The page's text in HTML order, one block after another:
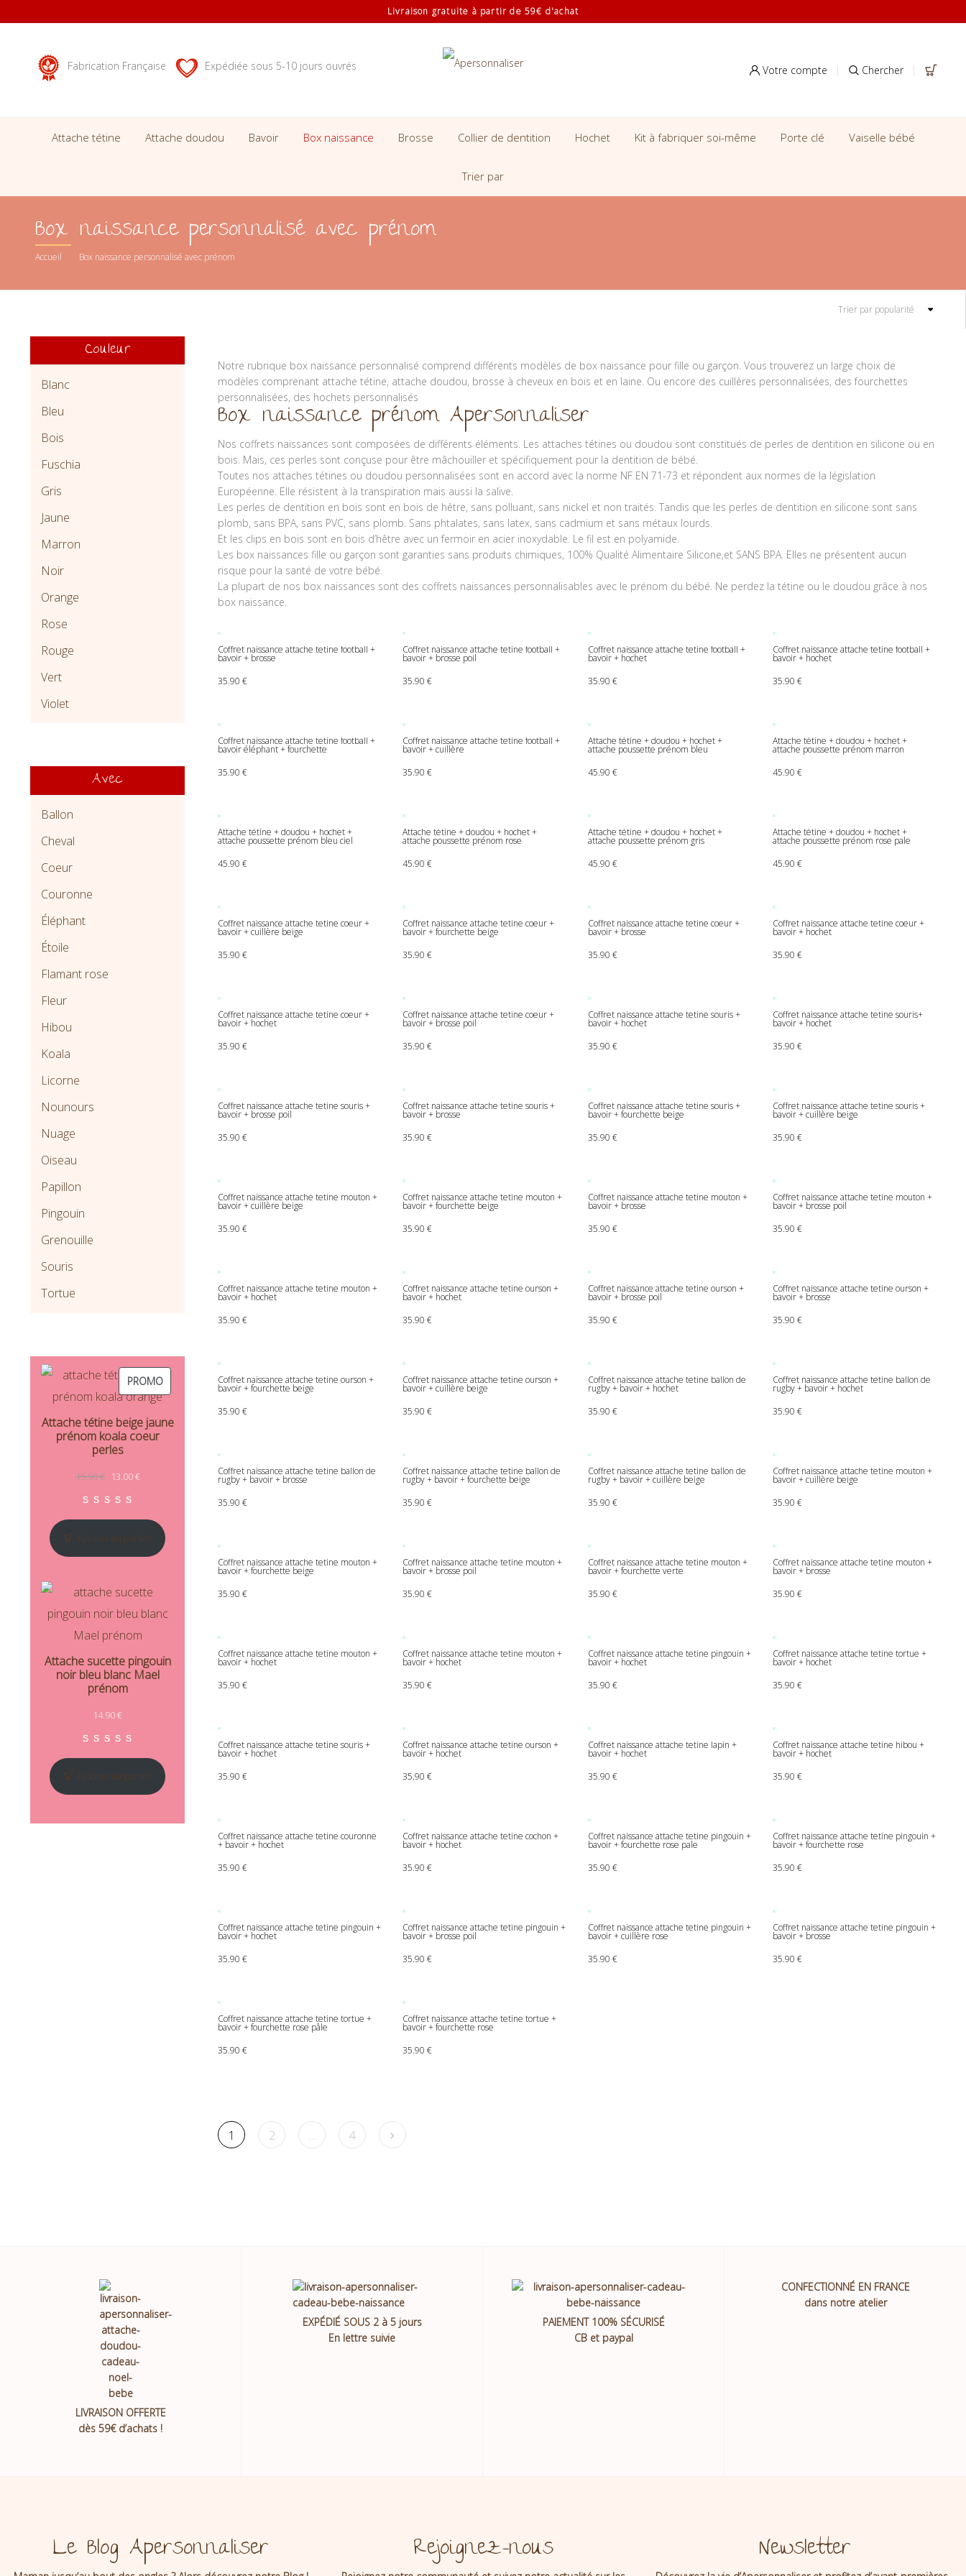
Livraison gratuite à partir de 59€ d'achat
Fabrication Française Expédiée sous 5-10 jours ouvrés Votre compte Chercher
Attache tétine Attache doudou Bavoir Box naissance Brosse Collier de dentition Hochet Kit à fabriquer soi-même Porte clé Vaiselle bébé
Trier par
Box naissance personnalisé avec prénom
Accueil Box naissance personnalisé avec prénom
Trier par popularité
Notre rubrique box naissance personnalisé comprend différents modèles de box naissance pour fille ou garçon. Vous trouverez un large choix de
modèles comprenant attache tétine, attache doudou, brosse à cheveux en bois et en laine. Ou encore des cuillères personnalisées, des fourchettes
personnalisées, des hochets personnalisés
Box naissance prénom Apersonnaliser
Nos coffrets naissances sont composées de différents éléments. Les attaches tétines ou doudou sont constitués de perles de dentition en silicone ou en
bois. Mais, ces perles sont conçuse pour être mâchouiller et spécifiquement pour la dentition de bébé.
Toutes nos attaches tétines ou doudou personnalisées sont en accord avec la norme NF EN 71-73 et répondent aux normes de la législation
Européenne. Elle résistent à la transpiration mais aussi la salive.
Les perles de dentition en bois sont en bois de hêtre, sans polluant, sans nickel et non traités. Tandis que les perles de dentition en silicone sont sans
plomb, sans BPA, sans PVC, sans plomb. Sans phtalates, sans latex, sans cadmium et sans métaux lourds.
Et les clips en bois sont en bois d’hêtre avec un fermoir en acier inoxydable. Le fil est en polyamide.
Les box naissances fille ou garçon sont garanties sans produits chimiques, 100% Qualité Alimentaire Silicone,et SANS BPA. Elles ne présentent aucun
risque pour la santé de votre bébé.
La plupart de nos box naissances sont des coffrets naissances personnalisables avec le prénom du bébé. Ne perdez la tétine ou le doudou grâce à nos
box naissance.
Coffret naissance attache tetine football +
bavoir + brosse
35.90€
Coffret naissance attache tetine football +
bavoir + brosse poil
35.90€
Coffret naissance attache tetine football +
bavoir + hochet
35.90 €
Coffret naissance attache tetine football +
bavoir + hochet
35.90 €
Coffret naissance attache tetine football +
bavoir éléphant + fourchette
35.90€
Coffret naissance attache tetine football +
bavoir + cuillère
35.90€
Attache tétine + doudou + hochet +
attache poussette prénom bleu
45.90 €
Attache tétine + doudou + hochet +
attache poussette prénom marron
45.90 €
Attache tétine + doudou + hochet +
attache poussette prénom bleu ciel
45.90€
Attache tétine + doudou + hochet +
attache poussette prénom rose
45.90€
Attache tétine + doudou + hochet +
attache poussette prénom gris
45.90 €
Attache tétine + doudou + hochet +
attache poussette prénom rose pale
45.90 €
Coffret naissance attache tetine coeur +
bavoir + cuillère beige
35.90€
Coffret naissance attache tetine coeur +
bavoir + fourchette beige
35.90€
Coffret naissance attache tetine coeur +
bavoir + brosse
35.90 €
Coffret naissance attache tetine coeur +
bavoir + hochet
35.90 €
Coffret naissance attache tetine coeur +
bavoir + hochet
35.90€
Coffret naissance attache tetine coeur +
bavoir + brosse poil
35.90€
Coffret naissance attache tetine souris +
bavoir + hochet
35.90 €
Coffret naissance attache tetine souris+
bavoir + hochet
35.90 €
Coffret naissance attache tetine souris +
bavoir + brosse poil
35.90€
Coffret naissance attache tetine souris +
bavoir + brosse
35.90€
Coffret naissance attache tetine souris +
bavoir + fourchette beige
35.90 €
Coffret naissance attache tetine souris +
bavoir + cuillère beige
35.90 €
Coffret naissance attache tetine mouton +
bavoir + cuillère beige
35.90€
Coffret naissance attache tetine mouton +
bavoir + fourchette beige
35.90€
Coffret naissance attache tetine mouton +
bavoir + brosse
35.90 €
Coffret naissance attache tetine mouton +
bavoir + brosse poil
35.90 €
Coffret naissance attache tetine mouton +
bavoir + hochet
35.90€
Coffret naissance attache tetine ourson +
bavoir + hochet
35.90€
Coffret naissance attache tetine ourson +
bavoir + brosse poil
35.90 €
Coffret naissance attache tetine ourson +
bavoir + brosse
35.90 €
Coffret naissance attache tetine ourson +
bavoir + fourchette beige
35.90€
Coffret naissance attache tetine ourson +
bavoir + cuillère beige
35.90€
Coffret naissance attache tetine ballon de
rugby + bavoir + hochet
35.90 €
Coffret naissance attache tetine ballon de
rugby + bavoir + hochet
35.90 €
Coffret naissance attache tetine ballon de
rugby + bavoir + brosse
35.90€
Coffret naissance attache tetine ballon de
rugby + bavoir + fourchette beige
35.90€
Coffret naissance attache tetine ballon de
rugby + bavoir + cuillère beige
35.90 €
Coffret naissance attache tetine mouton +
bavoir + cuillère beige
35.90 €
Coffret naissance attache tetine mouton +
bavoir + fourchette beige
35.90€
Coffret naissance attache tetine mouton +
bavoir + brosse poil
35.90€
Coffret naissance attache tetine mouton +
bavoir + fourchette verte
35.90 €
Coffret naissance attache tetine mouton +
bavoir + brosse
35.90 €
Coffret naissance attache tetine mouton +
bavoir + hochet
35.90€
Coffret naissance attache tetine mouton +
bavoir + hochet
35.90€
Coffret naissance attache tetine pingouin +
bavoir + hochet
35.90 €
Coffret naissance attache tetine tortue +
bavoir + hochet
35.90 €
Coffret naissance attache tetine souris +
bavoir + hochet
35.90€
Coffret naissance attache tetine ourson +
bavoir + hochet
35.90€
Coffret naissance attache tetine lapin +
bavoir + hochet
35.90 €
Coffret naissance attache tetine hibou +
bavoir + hochet
35.90 €
Coffret naissance attache tetine couronne
+ bavoir + hochet
35.90€
Coffret naissance attache tetine cochon +
bavoir + hochet
35.90€
Coffret naissance attache tetine pingouin +
bavoir + fourchette rose pale
35.90 €
Coffret naissance attache tetine pingouin +
bavoir + fourchette rose
35.90 €
Coffret naissance attache tetine pingouin +
bavoir + hochet
35.90€
Coffret naissance attache tetine pingouin +
bavoir + brosse poil
35.90€
Coffret naissance attache tetine pingouin +
bavoir + cuillère rose
35.90 €
Coffret naissance attache tetine pingouin +
bavoir + brosse
35.90 €
Coffret naissance attache tetine tortue +
bavoir + fourchette rose pâle
35.90€
Coffret naissance attache tetine tortue +
bavoir + fourchette rose
35.90€
1 2 … 4
Couleur
Blanc
Bleu
Bois
Fuschia
Gris
Jaune
Marron
Noir
Orange
Rose
Rouge
Vert
Violet
Avec
Ballon
Cheval
Coeur
Couronne
Éléphant
Étoile
Flamant rose
Fleur
Hibou
Koala
Licorne
Nounours
Nuage
Oiseau
Papillon
Pingouin
Grenouille
Souris
Tortue
PROMOPRODUIT EN PROMOTION
Attache tétine beige jaune
prénom koala coeur
perles
15.90€ Le prix initial était : 15.90 €.
13.00€Le prix actuel est : 13.00 €.
Ajouter au panier
Attache sucette pingouin
noir bleu blanc Mael
prénom
14.90€
sur 5 basé sur notation client
Ajouter au panier
LIVRAISON OFFERTE
dès 59€ d’achats !
EXPÉDIÉ SOUS 2 à 5 jours
En lettre suivie
PAIEMENT 100% SÉCURISÉ
CB et paypal
CONFECTIONNÉ EN FRANCE
dans notre atelier
Le Blog Apersonnaliser Rejoignez-nous Newsletter